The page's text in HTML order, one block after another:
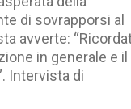
di sovrapporsi al
avverte:
in generale e il
Intervista di